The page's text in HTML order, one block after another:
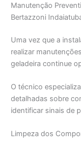
Manutenção
Bertazzoni
Uma vez que a
realizar
geladeira continue
O técnico
detalhadas sobre
identificar sinais de
Limpeza dos